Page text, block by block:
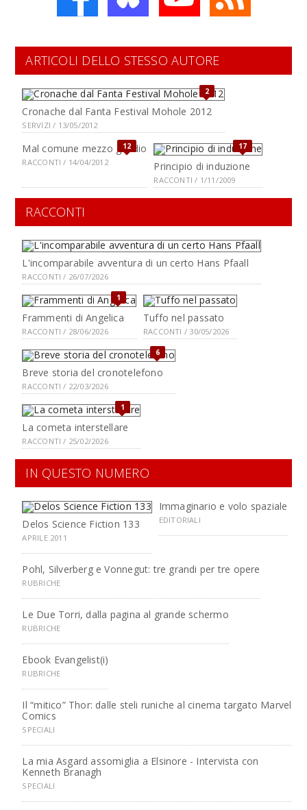
ARTICOLI DELLO STESSO AUTORE
2
Cronache dal Fanta Festival Mohole 2012
SERVIZI / 13/05/2012
12
Mal comune mezzo gaudio
RACCONTI / 14/04/2012
17
Principio di induzione
RACCONTI / 1/11/2009
RACCONTI
L'incomparabile avventura di un certo Hans Pfaall
RACCONTI / 26/07/2026
1
Frammenti di Angelica
RACCONTI / 28/06/2026
Tuffo nel passato
RACCONTI / 30/05/2026
6
Breve storia del cronotelefono
RACCONTI / 22/03/2026
1
La cometa interstellare
RACCONTI / 25/02/2026
IN QUESTO NUMERO
Delos Science Fiction 133
APRILE 2011
Immaginario e volo spaziale
EDITORIALI
Pohl, Silverberg e Vonnegut: tre grandi per tre opere
RUBRICHE
Le Due Torri, dalla pagina al grande schermo
RUBRICHE
Ebook Evangelist(i)
RUBRICHE
Il “mitico” Thor: dalle steli runiche al cinema targato Marvel
Comics
SPECIALI
La mia Asgard assomiglia a Elsinore - Intervista con
Kenneth Branagh
SPECIALI